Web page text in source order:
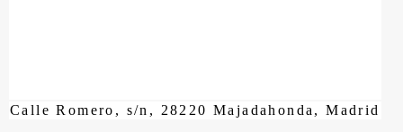
Calle Romero, s/n, 28220 Majadahonda, Madrid